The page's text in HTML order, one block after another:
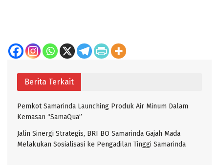
Berita Terkait
Pemkot Samarinda Launching Produk Air Minum Dalam
Kemasan “SamaQua”
Jalin Sinergi Strategis, BRI BO Samarinda Gajah Mada
Melakukan Sosialisasi ke Pengadilan Tinggi Samarinda